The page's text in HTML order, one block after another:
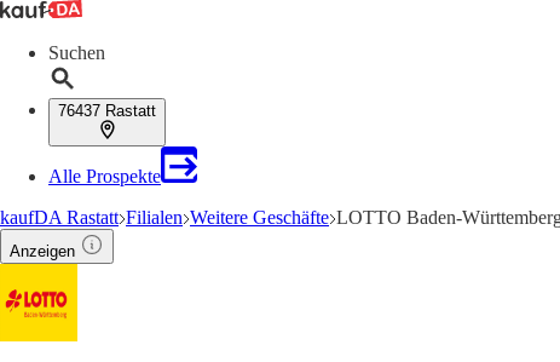
Suchen
76437 Rastatt
Alle Prospekte
kaufDA Rastatt Filialen Weitere Geschäfte LOTTO Baden-
Anzeigen